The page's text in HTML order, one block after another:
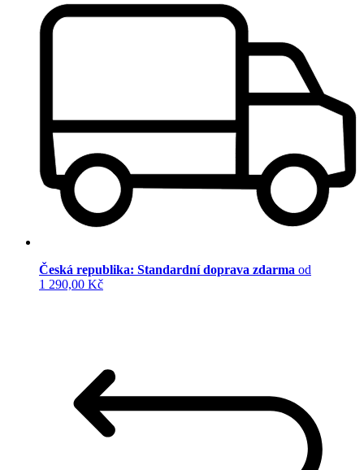
Česká republika: Standardní doprava zdarma od
1 290,00 Kč